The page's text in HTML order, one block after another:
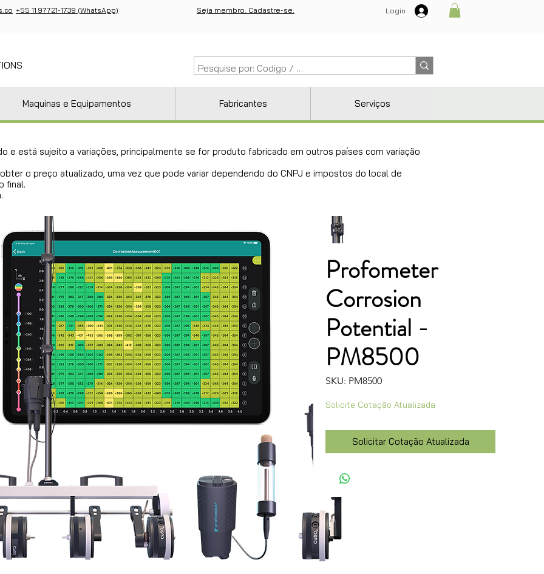
+55 11 97721-1739 (WhatsApp) Seja membro. Cadastre-se: Login
Maquinas e Equipamentos Fabricantes Serviços
e está sujeito a variações, principalmente se for produto fabricado em outros países com variação
o preço atualizado, uma vez que pode variar dependendo do CNPJ e impostos do local de
final.
Profometer
Corrosion
Potential -
PM8500
SKU: PM8500
Solicite Cotação Atualizada
Solicitar Cotação Atualizada